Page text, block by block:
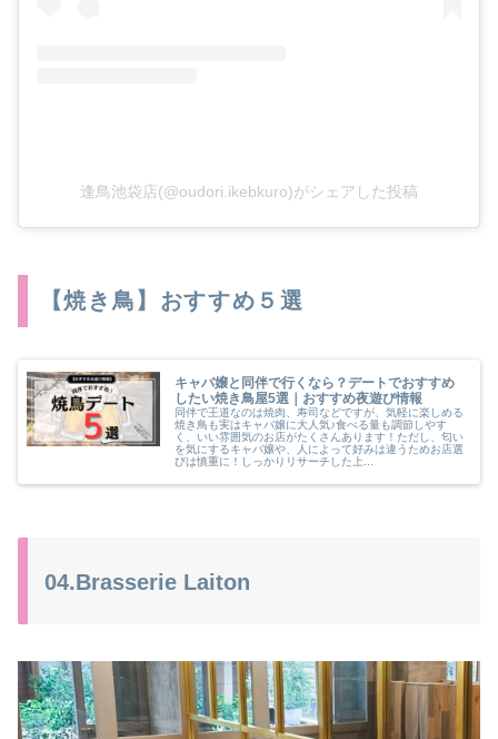
逢鳥池袋店(@oudori.ikebkuro)がシェアした投稿
【焼き鳥】おすすめ５選
キャバ嬢と同伴で行くなら？デートでおすすめ
したい焼き鳥屋5選｜おすすめ夜遊び情報
同伴で王道なのは焼肉、寿司などですが、気軽に楽しめる
焼き鳥も実はキャバ嬢に大人気♪食べる量も調節しやす
く、いい雰囲気のお店がたくさんあります！ただし、匂い
を気にするキャバ嬢や、人によって好みは違うためお店選
びは慎重に！しっかりリサーチした上...
04.Brasserie Laiton